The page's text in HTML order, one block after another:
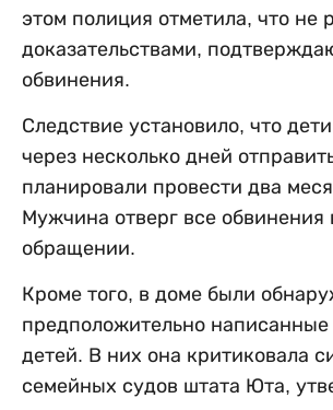
этом полиция отметила, что не
доказательствами,
обвинения.
Следствие установило, что
через несколько дней
планировали провести два
Мужчина отверг все обвинения
обращении.
Кроме того, в доме были
предположительно
детей. В них она критиковала
семейных судов штата Юта,